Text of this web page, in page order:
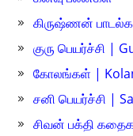
கிருஷ்ணன்
குரு பெயர்ச்சி |
கோலங்கள் |
சனி பெயர்ச்சி |
சிவன் பக்தி